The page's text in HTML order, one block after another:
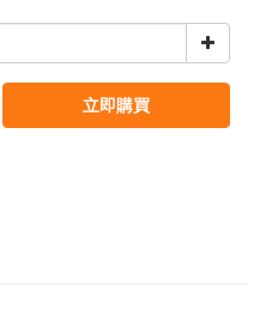
立即購買